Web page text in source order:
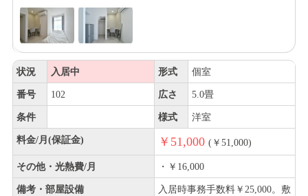
状況 入居中 形式 個室
番号 102 広さ 5.0畳
条件 様式 洋室
料金/月(保証金) ￥51,000 (￥51,000)
その他・光熱費/月 ・￥16,000
備考・部屋設備
入居時事務手数料￥25,000。敷